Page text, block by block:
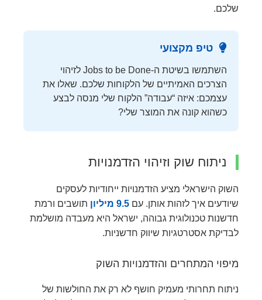
שלכם.
טיפ מקצועי
השתמשו בשיטת ה-Jobs to be Done לזיהוי
הצרכים האמיתיים של הלקוחות שלכם. שאלו את
עצמכם: איזה “עבודה” הלקוח שלי מנסה לבצע
כשהוא קונה את המוצר שלי?
ניתוח שוק וזיהוי הזדמנויות
השוק הישראלי מציע הזדמנויות ייחודיות לעסקים
שיודעים איך לזהות אותן. עם 9.5 מיליון
תושבים ורמת
חדשנות טכנולוגית גבוהה, ישראל היא מעבדה מושלמת
לבדיקת אסטרטגיות שיווק חדשניות.
מיפוי המתחרים והזדמנויות השוק
ניתוח תחרותי מעמיק חושף לא רק את החולשות של